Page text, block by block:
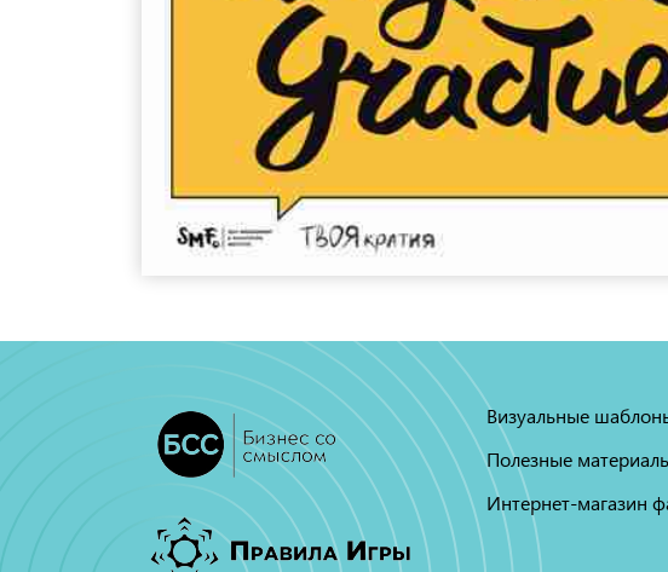
Визуальные
Полезные
Интернет-магазин